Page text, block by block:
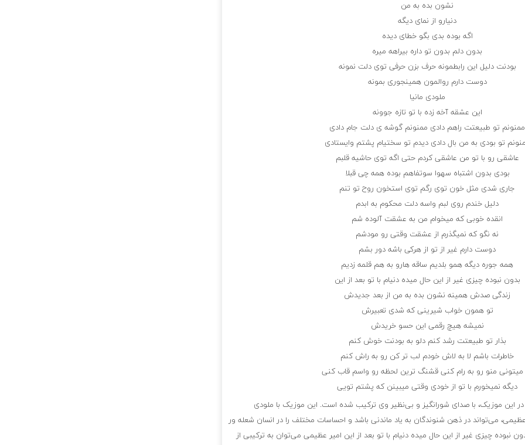
نشون بده به من
دنیارو از نمای دیگه
اگه بوده بدی بگو خطای دیده
بدون دلم بدون تو داره بیراهه میره
بودنت دلیل این رابطمونه حرف بزن حرفی توی دلت نمونه
دوست دارم روالمون همینجوری بمونه
ملودی مانیا
این عشقه آخه زده با تو تازه جوونه
ممنونم تو طبیعتت راهم دادی ممنونم گوشه ی دلت جام دادی
تو بودی به من بال دادی دیدم تو سختیام پشتم وایستادی
عاشقی رو با تو من عاشقی کردم حتی اگه توی حاشیه قلبم
بودی بدون اشتباه سهوا سوتفاهم بوده همه چی قبلا
جاری شدی مثل خون توی رگم توی استخون روح تو تنم
دلیل خندم روی لبم واسه دلت محکوم به ابدم
انقده خوبی که میخوام من به عشقت آلوده شم
نه نگو که نمیگذرم از عشقت وقتی رو مودشم
دوست دارم غیر از تو از هرکی باشه دور بشم
همه جوره دیگه همو بلدیم ساقه هارو به هم قلمه زدیم
بدون نبوده چیزی غیر از این حال میده دنیام با تو بعد از این
زندگی صدش همینه نشون بده به من از بعد جدیدش
تو همون خواب شیرینی که شدی تعبیرش
نمیشه هیچ رقمی این حسو خریدش
بذار تو طبیعتت رشد کنم دلو به بودنت خوش کنم
خاطرات باشم لا به لاش خودم لب تر کن رو به راش کنم
میتونی منو رو به رام کنی قشنگ ترین لحظه رو واسم قاب کنی
دیگه نمیخورم با تو از خودی وقتی میبینن که پشتم تویی
این موزیک، با صدای شورانگیز و بی‌نظیر وی ترکیب شده است. این موزیک با ملودی
می‌تواند در ذهن شنوندگان به یاد ماندنی باشد و احساسات مختلف را در انسان شعله ور
نبوده چیزی غیر از این حال میده دنیام با تو بعد از این امیر عظیمی می‌توان به ترکیبی از